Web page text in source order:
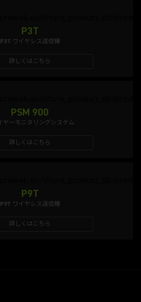
P3T
P3T ワイヤレス送信機
詳しくはこちら
PSM 900
ヤーモニタリングシステム
詳しくはこちら
P9T
P9T ワイヤレス送信機
詳しくはこちら